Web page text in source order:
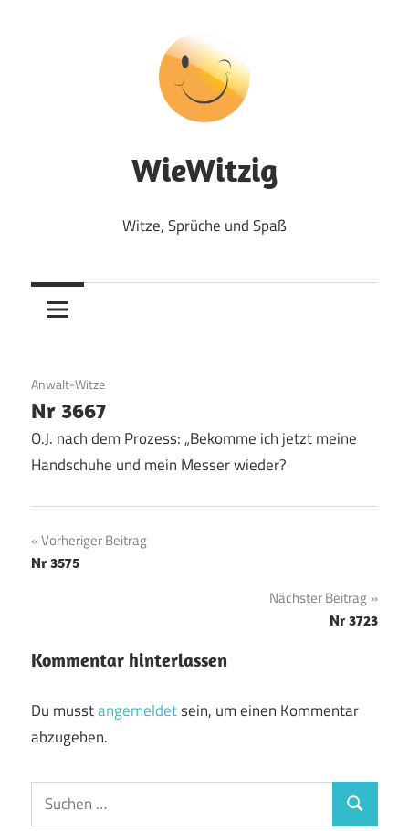
WieWitzig
Witze, Sprüche und Spaß
17. Juli 2017
Anwalt-Witze
Nr 3667
O.J. nach dem Prozess: „Bekomme ich jetzt meine
Handschuhe und mein Messer wieder?
Beitragsnavigation
Vorheriger Beitrag
Nr 3575
Nächster Beitrag
Nr 3723
Kommentar hinterlassen
Du musstangemeldetsein, um einen Kommentar
abzugeben.